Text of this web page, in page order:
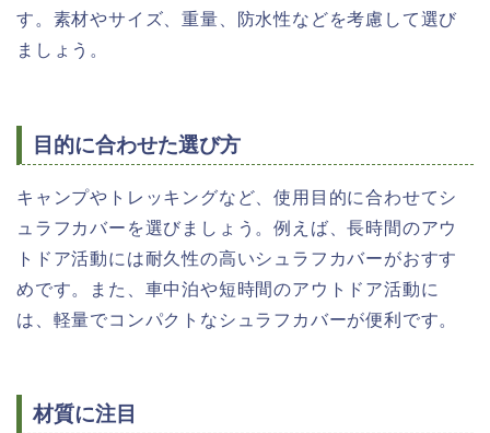
す。素材やサイズ、重量、防水性などを考慮して選び
ましょう。
目的に合わせた選び方
キャンプやトレッキングなど、使用目的に合わせてシ
ュラフカバーを選びましょう。例えば、長時間のアウ
トドア活動には耐久性の高いシュラフカバーがおすす
めです。また、車中泊や短時間のアウトドア活動に
は、軽量でコンパクトなシュラフカバーが便利です。
材質に注目